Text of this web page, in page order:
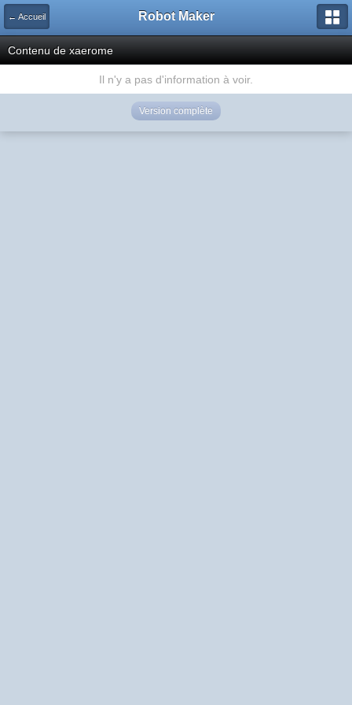
← Accueil Robot Maker
Contenu de xaerome
Il n'y a pas d'information à voir.
Version complète